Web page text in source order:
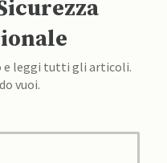
e leggi tutti gli articoli.
vuoi.